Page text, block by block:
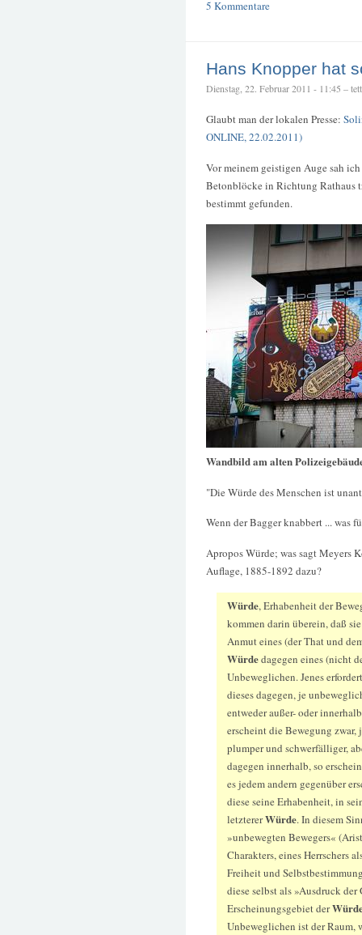
5 Kommentare
Hans Knopper hat
Dienstag, 22. Februar 2011 - 11:45 –
Glaubt man der lokalen Presse:
ONLINE, 22.02.2011)
Vor meinem geistigen Auge sah
Betonblöcke in Richtung Rathaus
bestimmt gefunden.
Wandbild am alten
"Die Würde des Menschen ist
Wenn der Bagger knabbert ... was
Apropos Würde; was sagt Meyers
Auflage, 1885-1892 dazu?
Würde, Erhabenheit der
kommen darin überein, daß
Anmut eines (der That und
Würdedagegen eines (nicht
Unbeweglichen. Jenes
dieses dagegen, je
entweder außer- oder
erscheint die Bewegung zwar,
plumper und schwerfälliger,
dagegen innerhalb, so
es jedem andern gegenüber
diese seine Erhabenheit, in
letztererWürde. In diesem
»unbewegten Bewegers«
Charakters, eines Herrschers
Freiheit und
diese selbst als »Ausdruck
Erscheinungsgebiet der
Unbeweglichen ist der Raum,